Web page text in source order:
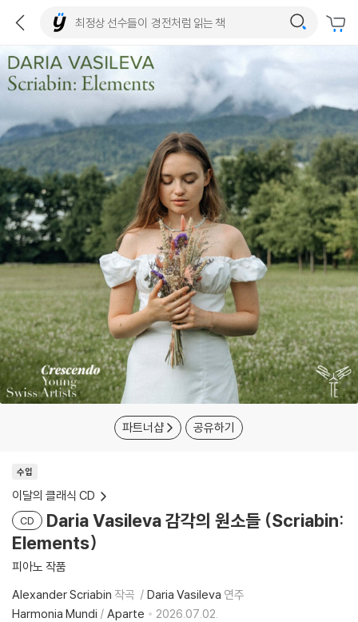
파트너샵 공유하기
수입
이달의 클래식 CD
CD
Daria Vasileva 감각의 원소들 (Scriabin:
Elements)
피아노 작품
Alexander Scriabin 작곡 Daria Vasileva 연주
Harmonia Mundi / Aparte
2026.07.02.